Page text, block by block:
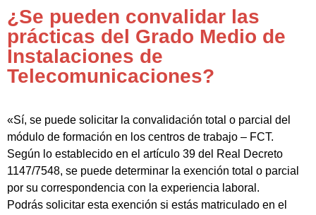
¿Se pueden convalidar las
prácticas del Grado Medio de
Instalaciones de
Telecomunicaciones?
«Sí, se puede solicitar la convalidación total o parcial del
módulo de formación en los centros de trabajo – FCT.
Según lo establecido en el artículo 39 del Real Decreto
1147/7548, se puede determinar la exención total o parcial
por su correspondencia con la experiencia laboral.
Podrás solicitar esta exención si estás matriculado en el